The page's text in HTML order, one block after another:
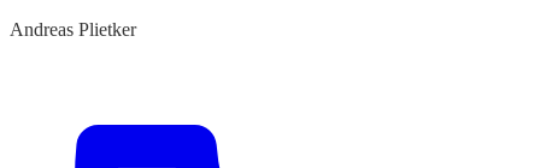
Andreas Plietker